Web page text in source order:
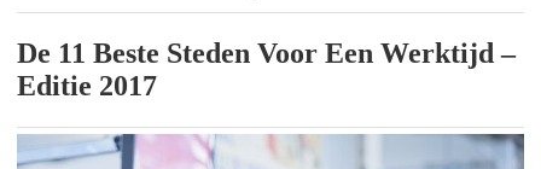
De 11 Beste Steden Voor Een Werktijd –
Editie 2017